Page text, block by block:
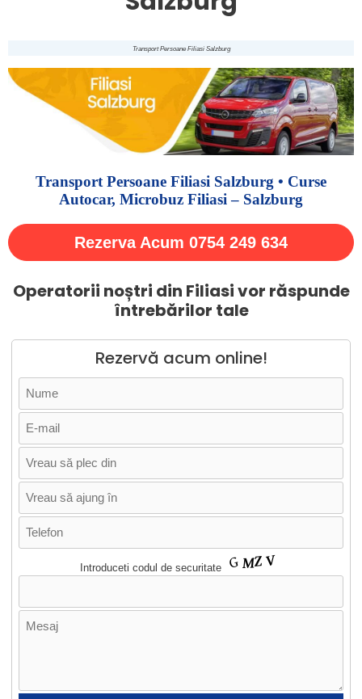
Transport Persoane Filiasi Salzburg
Transport Persoane Filiasi Salzburg • Curse
Autocar, Microbuz Filiasi – Salzburg
Rezerva Acum 0754 249 634
Operatorii noștri din Filiasi vor răspunde
întrebărilor tale
Rezervă acum online!
Introduceti codul de securitate